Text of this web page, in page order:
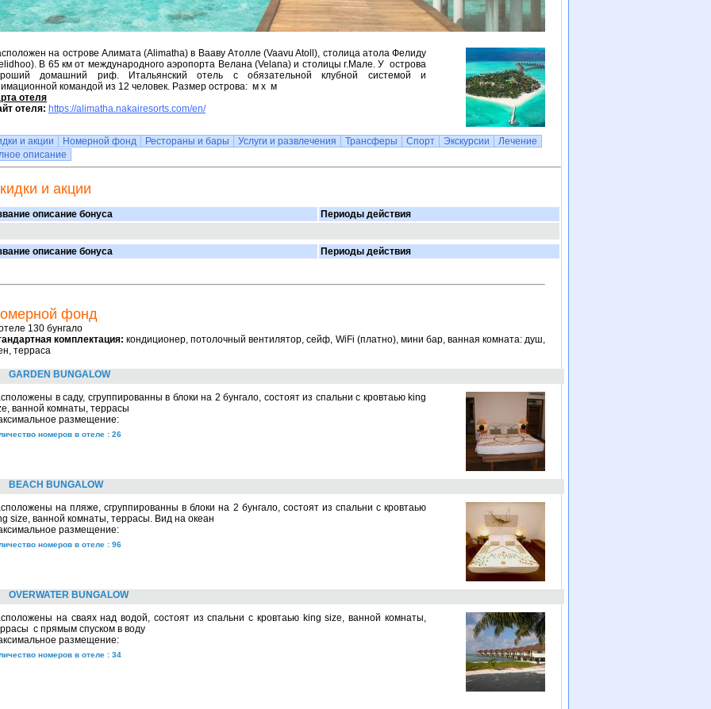
на острове Алимата (Alimatha) в Вааву Атолле (Vaavu Atoll), столица атола Фелиду
В 65 км от международного аэропорта Велана (Velana) и столицы г.Мале. У острова
домашний риф. Итальянский отель с обязательной клубной системой и
командой из 12 человек. Размер острова: м x м
отеля
отеля: https://alimatha.nakairesorts.com/en/
и акции Номерной фонд Рестораны и бары Услуги и развлечения Трансферы Спорт Экскурсии
Лечение
описание
и акции
описание бонуса Периоды действия
описание бонуса Периоды действия
фонд
130 бунгало
комплектация: кондиционер, потолочный вентилятор, сейф, WiFi (платно), мини бар, ванная комната: душ,
терраса
GARDEN BUNGALOW
в саду, сгруппированны в блоки на 2 бунгало, состоят из спальни с кровтаью king
ванной комнаты, террасы
размещение:
номеров в отеле : 26
BEACH BUNGALOW
на пляже, сгруппированны в блоки на 2 бунгало, состоят из спальни с кровтаью
size, ванной комнаты, террасы. Вид на океан
размещение:
номеров в отеле : 96
OVERWATER BUNGALOW
на сваях над водой, состоят из спальни с кровтаью king size, ванной комнаты,
с прямым спуском в воду
размещение:
номеров в отеле : 34